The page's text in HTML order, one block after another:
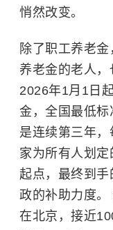
悄然改变。
除了职工养老
养老金的老人
2026年1月1日
金，全国最低
是连续第三年
家为所有人划
起点，最终到
政的补助力度。
在北京，接近